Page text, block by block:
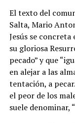
El texto del
Salta, Mario
Jesús se
su gloriosa
pecado” y que
en alejar a las
tentación, a
el peor de los
suele denominar,